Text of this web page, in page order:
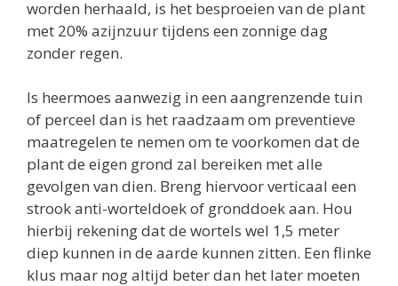
worden herhaald, is het besproeien van de plant
met 20% azijnzuur tijdens een zonnige dag
zonder regen.
Is heermoes aanwezig in een aangrenzende tuin
of perceel dan is het raadzaam om preventieve
maatregelen te nemen om te voorkomen dat de
plant de eigen grond zal bereiken met alle
gevolgen van dien. Breng hiervoor verticaal een
strook anti-worteldoek of gronddoek aan. Hou
hierbij rekening dat de wortels wel 1,5 meter
diep kunnen in de aarde kunnen zitten. Een flinke
klus maar nog altijd beter dan het later moeten